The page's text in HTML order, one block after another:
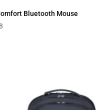
Bluetooth Mouse